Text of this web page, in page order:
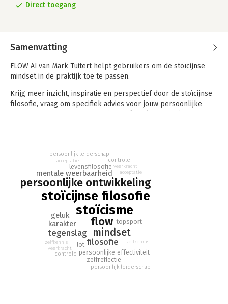
Direct toegang
Samenvatting
FLOW AI van Mark Tuitert helpt gebruikers om de stoïcijnse
mindset in de praktijk toe te passen.
Krijg meer inzicht, inspiratie en perspectief door de stoïcijnse
filosofie, vraag om specifiek advies voor jouw persoonlijke
stoïcijnse filosofie
stoïcisme
flow
persoonlijke ontwikkeling
mindset
filosofie
tegenslag
karakter
geluk
mentale weerbaarheid
levensfilosofie
lot
persoonlijke effectiviteit
zelfreflectie
topsport
controle
veerkracht
acceptatie
persoonlijk leiderschap
zelfkennis
controle
veerkracht
acceptatie
persoonlijk leiderschap
zelfkennis